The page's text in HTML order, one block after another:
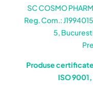
SC COSMO
Reg. Com.:
5,
Produse
ISO